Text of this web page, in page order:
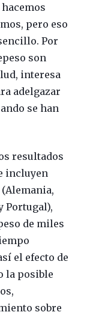
pero eso
Por
son
interesa
adelgazar
se han
resultados
incluyen
Portugal),
de miles
el efecto de
la posible
sobre